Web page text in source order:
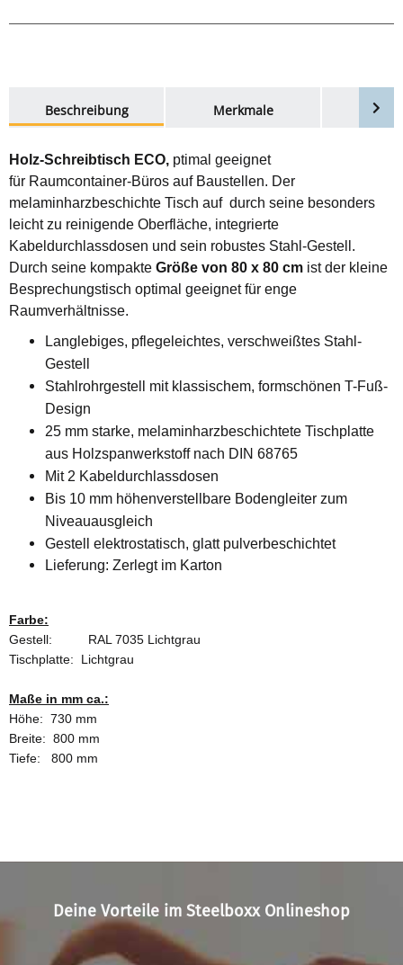
Beschreibung
Merkmale
Holz-Schreibtisch ECO, ptimal geeignet
für Raumcontainer-Büros auf Baustellen. Der
melaminharzbeschichte Tisch auf durch seine besonders
leicht zu reinigende Oberfläche, integrierte
Kabeldurchlassdosen und sein robustes Stahl-Gestell.
Durch seine kompakte Größe von 80 x 80 cm ist der kleine
Besprechungstisch optimal geeignet für enge
Raumverhältnisse.
Langlebiges, pflegeleichtes, verschweißtes Stahl-
Gestell
Stahlrohrgestell mit klassischem, formschönen T-Fuß-
Design
25 mm starke, melaminharzbeschichtete Tischplatte
aus Holzspanwerkstoff nach DIN 68765
Mit 2 Kabeldurchlassdosen
Bis 10 mm höhenverstellbare Bodengleiter zum
Niveauausgleich
Gestell elektrostatisch, glatt pulverbeschichtet
Lieferung: Zerlegt im Karton
Farbe:
Gestell: RAL 7035 Lichtgrau
Tischplatte: Lichtgrau
Maße in mm ca.:
Höhe: 730 mm
Breite: 800 mm
Tiefe: 800 mm
Deine Vorteile im Steelboxx Onlineshop